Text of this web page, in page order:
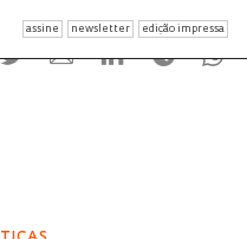
assine newsletter edição impressa